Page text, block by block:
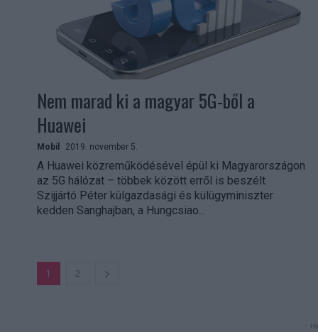
Nem marad ki a magyar 5G-ből a
Huawei
Mobil 2019. november 5.
A Huawei közreműködésével épül ki Magyarországon
az 5G hálózat – többek között erről is beszélt
Szijjártó Péter külgazdasági és külügyminiszter
kedden Sanghajban, a Hungcsiao...
1 2
-